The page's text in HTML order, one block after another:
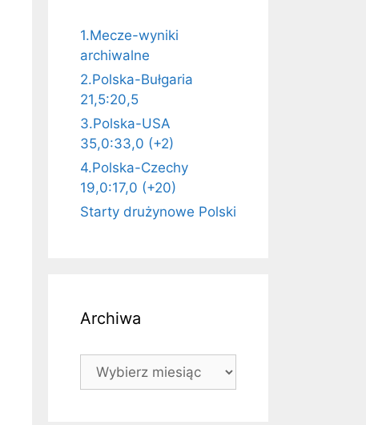
1.Mecze-wyniki
archiwalne
2.Polska-Bułgaria
21,5:20,5
3.Polska-USA
35,0:33,0 (+2)
4.Polska-Czechy
19,0:17,0 (+20)
Starty drużynowe Polski
Archiwa
Archiwa